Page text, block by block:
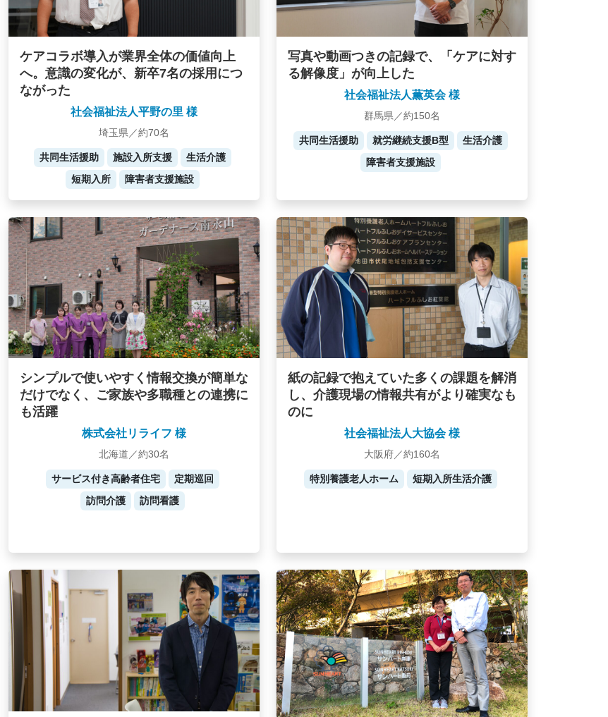
ケアコラボ導入が業界全体の価値向上
へ。意識の変化が、新卒7名の採用につ
ながった
社会福祉法人平野の里 様
埼玉県／約70名
共同生活援助 施設入所支援
生活介護
短期入所
障害者支援施設
写真や動画つきの記録で、「ケアに対す
る解像度」が向上した
社会福祉法人薫英会 様
群馬県／約150名
共同生活援助 就労継続支援B型
生活介護
障害者支援施設
シンプルで使いやすく情報交換が簡単な
だけでなく、ご家族や多職種との連携に
も活躍
株式会社リライフ 様
北海道／約30名
サービス付き高齢者住宅
定期巡回
訪問介護
訪問看護
紙の記録で抱えていた多くの課題を解消
し、介護現場の情報共有がより確実なも
のに
社会福祉法人大協会 様
大阪府／約160名
特別養護老人ホーム 短期入所生活介護